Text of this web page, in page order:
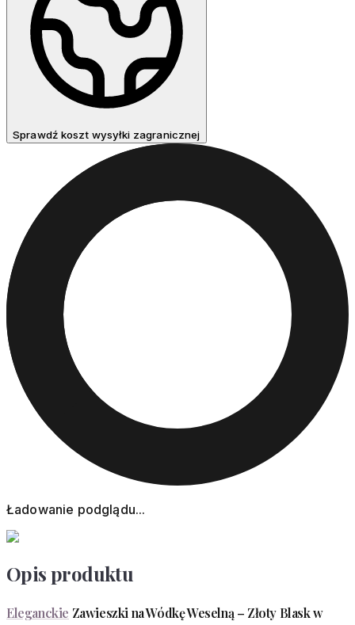
Sprawdź koszt wysyłki zagranicznej
Ładowanie podglądu...
Opis produktu
Eleganckie Zawieszki na Wódkę Weselną – Złoty Blask w